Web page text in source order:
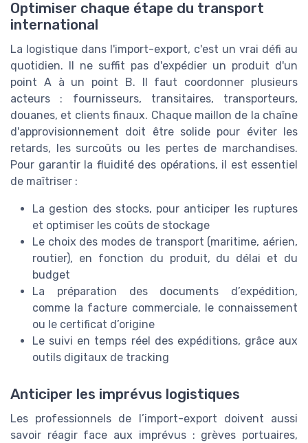
Optimiser chaque étape du transport
international
La logistique dans l'import-export, c'est un vrai défi au
quotidien. Il ne suffit pas d'expédier un produit d'un
point A à un point B. Il faut coordonner plusieurs
acteurs : fournisseurs, transitaires, transporteurs,
douanes, et clients finaux. Chaque maillon de la chaîne
d'approvisionnement doit être solide pour éviter les
retards, les surcoûts ou les pertes de marchandises.
Pour garantir la fluidité des opérations, il est essentiel
de maîtriser :
La gestion des stocks, pour anticiper les ruptures
et optimiser les coûts de stockage
Le choix des modes de transport (maritime, aérien,
routier), en fonction du produit, du délai et du
budget
La préparation des documents d’expédition,
comme la facture commerciale, le connaissement
ou le certificat d’origine
Le suivi en temps réel des expéditions, grâce aux
outils digitaux de tracking
Anticiper les imprévus logistiques
Les professionnels de l’import-export doivent aussi
savoir réagir face aux imprévus : grèves portuaires,